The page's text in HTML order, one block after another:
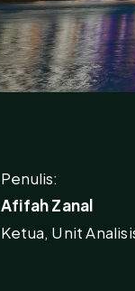
Penulis:
Afifah Zanal
Ketua, Unit